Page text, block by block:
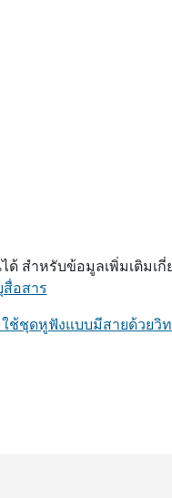
สําหรับข้อมูลเพิ่มเติมเ
อสาร
ช้ชุดหูฟังแบบมีสายด้วยวิ